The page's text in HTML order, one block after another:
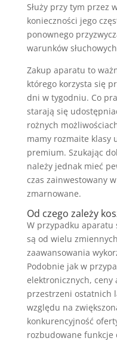
Służy przy tym przez
konieczności jego
ponownego
warunków
Zakup aparatu to
którego korzysta się
dni w tygodniu. Co
starają się
rożnych
mamy rozmaite klasy
premium. Szukając
należy jednak mieć
czas zainwestowany
zmarnowane.
Od czego zależy
W przypadku aparatu
są od wielu
zaawansowania
Podobnie jak w
elektronicznych, ceny
przestrzeni ostatnich
względu na
konkurencyjność
rozbudowane